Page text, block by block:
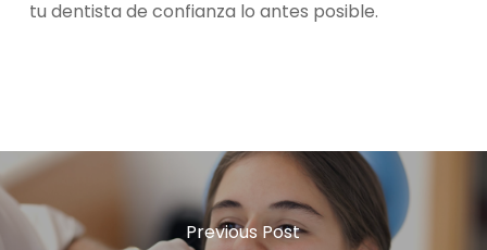
tu dentista de confianza lo antes posible.
Previous Post